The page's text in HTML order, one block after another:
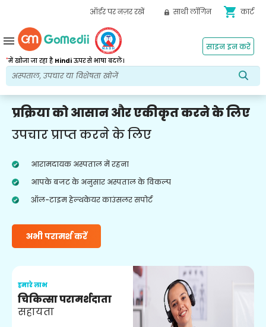
ऑर्डर पर नज़र रखें साथी लॉगिन shopping_cart कार्ट
*में खोजा जा रहा है Hindiऊपर से भाषा बदलें।
साइन इन करें
menu
प्रक्रिया को आसान और एकीकृत करने के लिए
उपचार प्राप्त करने के लिए
आरामदायक अस्पताल में रहना
आपके बजट के अनुसार अस्पताल के विकल्प
ऑल-टाइम हेल्थकेयर काउंसलर सपोर्ट
अभी परामर्श करें
हमारे लाभ
चिकित्सा परामर्शदाता
सहायता